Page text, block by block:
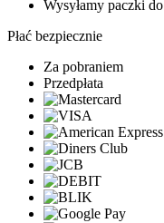
Wysyłamy paczki do
Płać bezpiecznie
Za pobraniem
Przedpłata